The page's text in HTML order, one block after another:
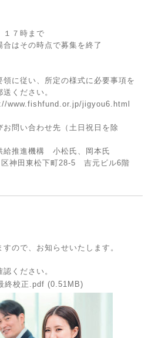
１７時まで
はその時点で募集を終了
に従い、所定の様式に必要事項を
ください。
www.fishfund.or.jp/jigyou6.html
お問い合わせ先（土日祝日を除
給推進機構 小松氏、岡本氏
神田東松下町28-5 吉元ビル6階
ので、お知らせいたします。
ください。
終校正.pdf (0.51MB)